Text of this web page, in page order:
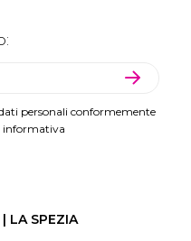
personali conformemente
informativa
LA SPEZIA